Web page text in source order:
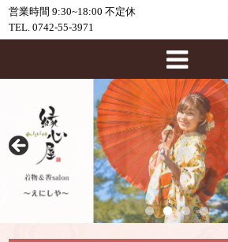
営業時間 9:30~18:00 不定休
TEL. 0742-55-3971